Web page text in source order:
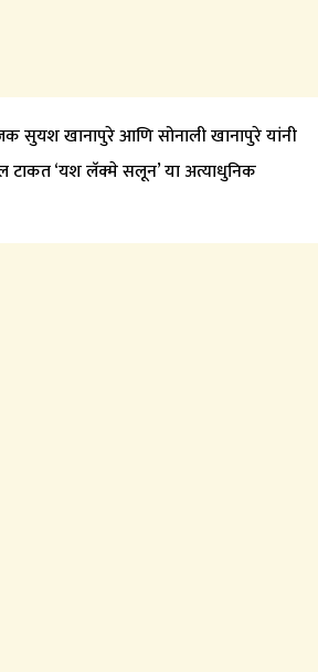
सुयश खानापुरे आणि सोनाली खानापुरे यांनी
टाकत ‘यश लॅक्मे सलून’ या अत्याधुनिक